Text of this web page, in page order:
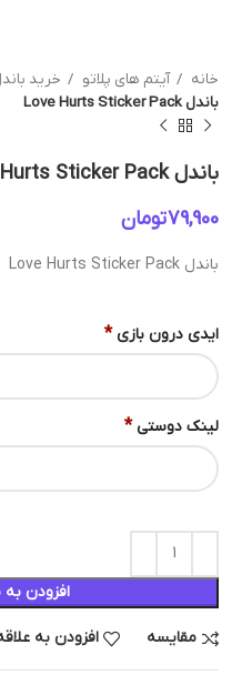
خانه آیتم های پلاتو
خرید
باندل Love Hurts Sticker Pack
باندل Love Hurts Sticker Pack
تومان
باندل Love Hurts Sticker Pack
ایدی درون بازی *
لینک دوستی *
افزودن
مقایسه افزودن به